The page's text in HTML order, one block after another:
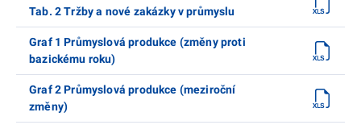
Tab. 2 Tržby a nové zakázky v průmyslu
Graf 1 Průmyslová produkce (změny proti
bazickému roku)
Graf 2 Průmyslová produkce (meziroční
změny)